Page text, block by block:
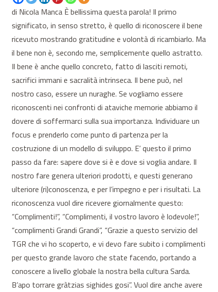
di Nicola Manca È bellissima questa parola! Il primo
significato, in senso stretto, è quello di riconoscere il bene
ricevuto mostrando gratitudine e volontà di ricambiarlo. Ma
il bene non è, secondo me, semplicemente quello astratto.
Il bene è anche quello concreto, fatto di lasciti remoti,
sacrifici immani e sacralità intrinseca. Il bene può, nel
nostro caso, essere un nuraghe. Se vogliamo essere
riconoscenti nei confronti di ataviche memorie abbiamo il
dovere di soffermarci sulla sua importanza. Individuare un
focus e prenderlo come punto di partenza per la
costruzione di un modello di sviluppo. E’ questo il primo
passo da fare: sapere dove si è e dove si voglia andare. Il
nostro fare genera ulteriori prodotti, e questi generano
ulteriore (ri)conoscenza, e per l’impegno e per i risultati. La
riconoscenza vuol dire ricevere giornalmente questo:
“Complimenti!”, “Complimenti, il vostro lavoro è lodevole!”,
“complimenti Grandi Grandi”, “Grazie a questo servizio del
TGR che vi ho scoperto, e vi devo fare subito i complimenti
per questo grande lavoro che state facendo, portando a
conoscere a livello globale la nostra bella cultura Sarda.
B’apo torrare gràtzias sighides gosi”. Vuol dire anche avere